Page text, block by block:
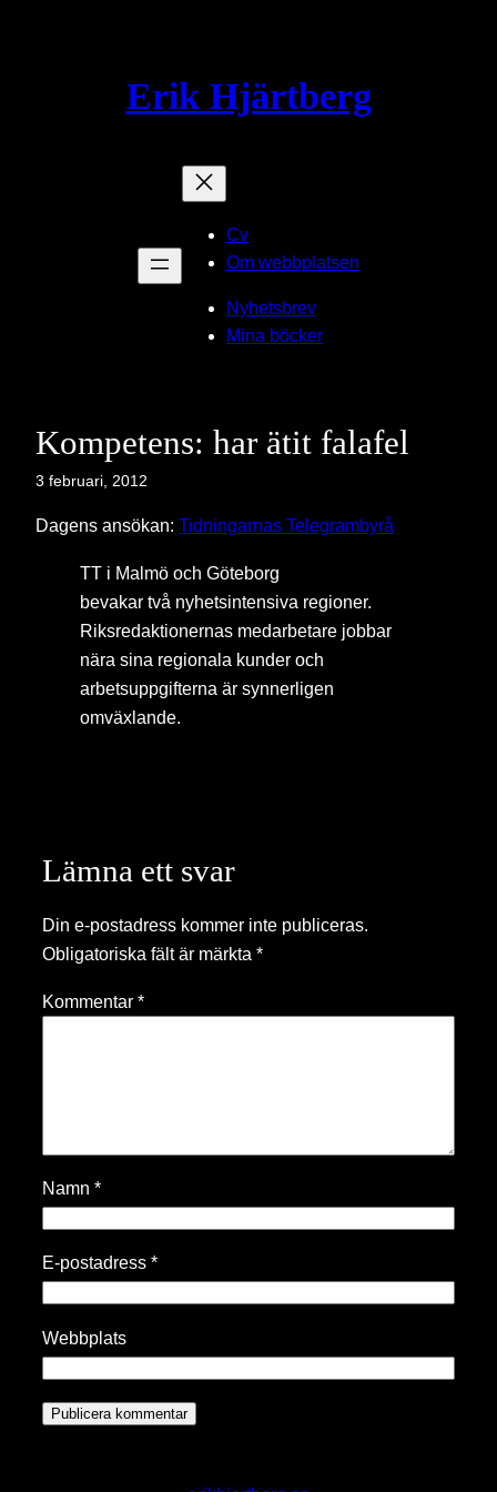
Erik Hjärtberg
Cv
Om webbplatsen
Nyhetsbrev
Mina böcker
Kompetens: har ätit falafel
3 februari, 2012
Dagens ansökan: Tidningarnas Telegrambyrå
TT i Malmö och Göteborg
bevakar två nyhetsintensiva regioner.
Riksredaktionernas medarbetare jobbar
nära sina regionala kunder och
arbetsuppgifterna är synnerligen
omväxlande.
Lämna ett svar
Din e-postadress kommer inte publiceras.
Obligatoriska fält är märkta *
Kommentar *
Namn *
E-postadress *
Webbplats